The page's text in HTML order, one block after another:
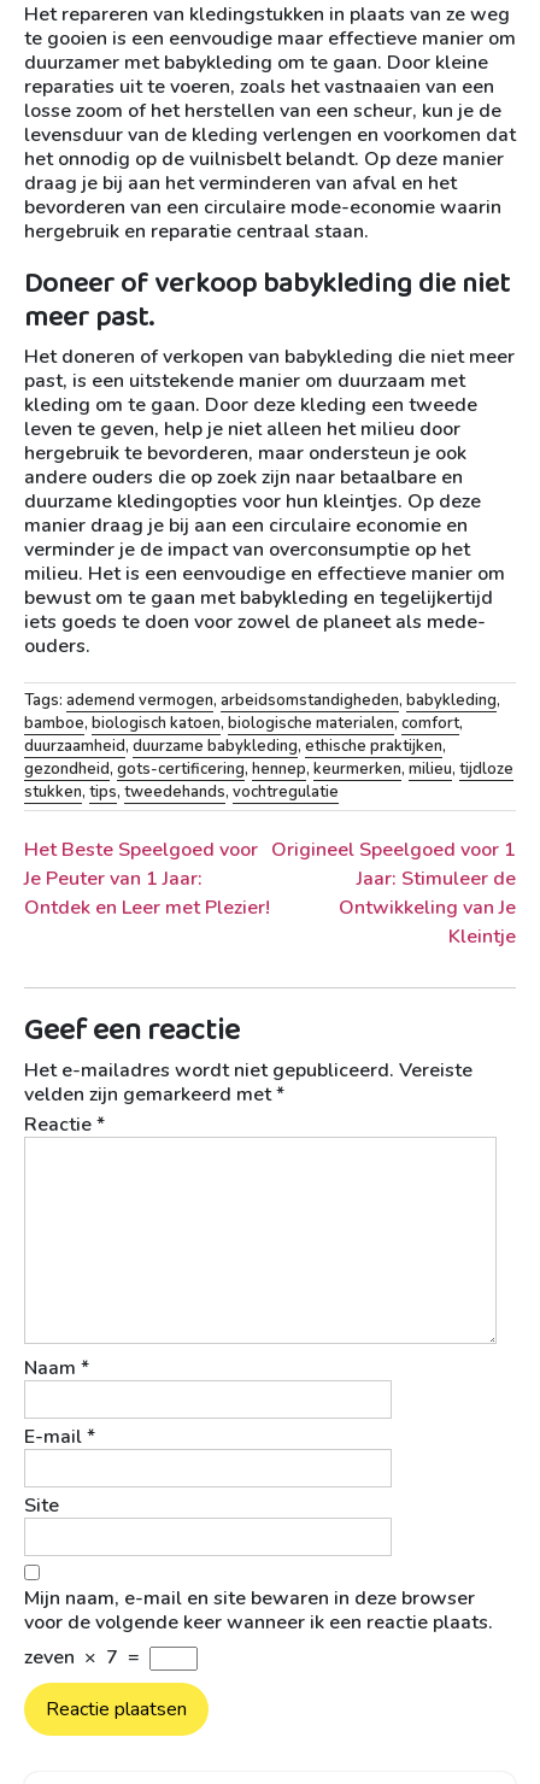
Het repareren van kledingstukken in plaats van ze weg
te gooien is een eenvoudige maar effectieve manier om
duurzamer met babykleding om te gaan. Door kleine
reparaties uit te voeren, zoals het vastnaaien van een
losse zoom of het herstellen van een scheur, kun je de
levensduur van de kleding verlengen en voorkomen dat
het onnodig op de vuilnisbelt belandt. Op deze manier
draag je bij aan het verminderen van afval en het
bevorderen van een circulaire mode-economie waarin
hergebruik en reparatie centraal staan.
Doneer of verkoop babykleding die niet
meer past.
Het doneren of verkopen van babykleding die niet meer
past, is een uitstekende manier om duurzaam met
kleding om te gaan. Door deze kleding een tweede
leven te geven, help je niet alleen het milieu door
hergebruik te bevorderen, maar ondersteun je ook
andere ouders die op zoek zijn naar betaalbare en
duurzame kledingopties voor hun kleintjes. Op deze
manier draag je bij aan een circulaire economie en
verminder je de impact van overconsumptie op het
milieu. Het is een eenvoudige en effectieve manier om
bewust om te gaan met babykleding en tegelijkertijd
iets goeds te doen voor zowel de planeet als mede-
ouders.
Tags: ademend vermogen, arbeidsomstandigheden, babykleding,
bamboe, biologisch katoen, biologische materialen, comfort,
duurzaamheid, duurzame babykleding, ethische praktijken,
gezondheid, gots-certificering, hennep, keurmerken, milieu, tijdloze
stukken, tips, tweedehands, vochtregulatie
Berichtnavigatie
Het Beste Speelgoed voor
Je Peuter van 1 Jaar:
Ontdek en Leer met Plezier!
Origineel Speelgoed voor 1
Jaar: Stimuleer de
Ontwikkeling van Je
Kleintje
Geef een reactie
Het e-mailadres wordt niet gepubliceerd. Vereiste
velden zijn gemarkeerd met*
Reactie*
Naam *
E-mail*
Site
Mijn naam, e-mail en site bewaren in deze browser
voor de volgende keer wanneer ik een reactie plaats.
zeven × 7 =